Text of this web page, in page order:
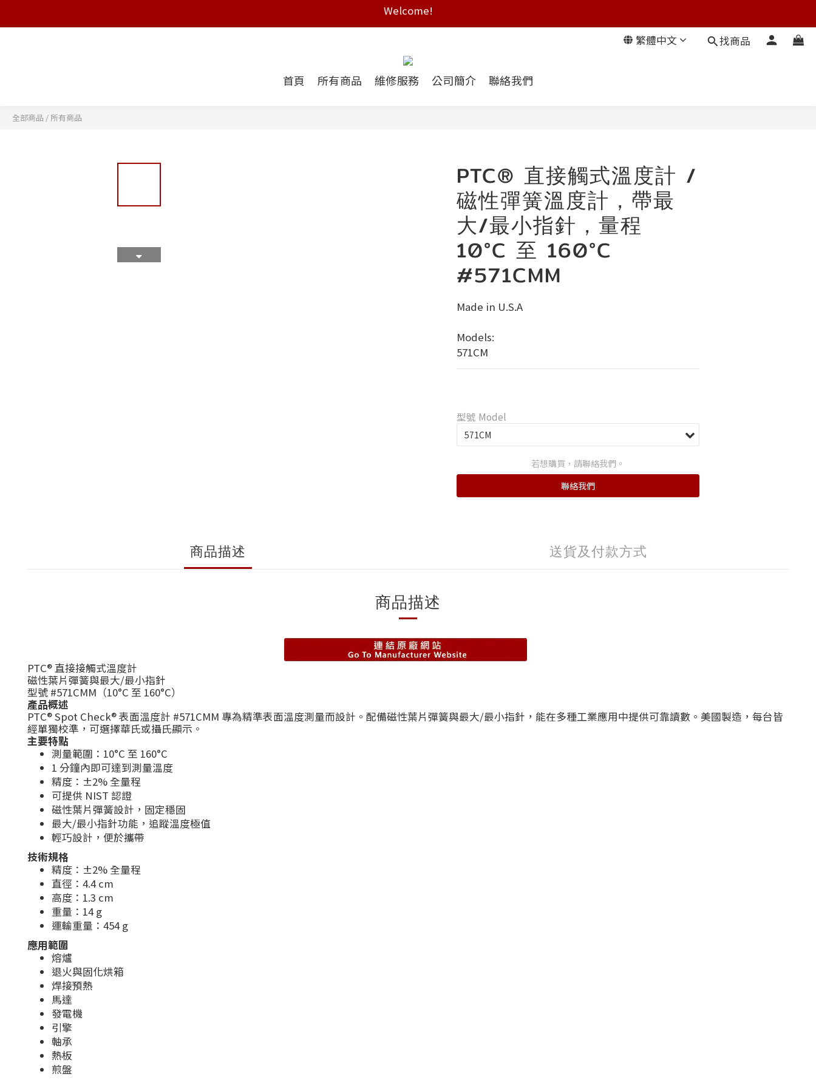
Free shipping on HK orders over $2000
Free shipping on HK orders over $2000
繁體中文
找商品
首頁 所有商品 維修服務 公司簡介 聯絡我們
全部商品 / 所有商品
PTC® 直接觸式溫度計 /
磁性彈簧溫度計，帶最
大/最小指針，量程
10°C 至 160°C
#571CMM
Made in U.S.A
Models:
571CM
型號 Model
若想購買，請聯絡我們。
聯絡我們
商品描述 送貨及付款方式
商品描述
PTC® 直接接觸式溫度計
磁性葉片彈簧與最大/最小指針
型號 #571CMM（10°C 至 160°C）
產品概述
PTC® Spot Check® 表面溫度計 #571CMM 專為精準表面溫度測量而設計。配備磁性葉片彈簧與最大/最小指針，能在多種工業應用中提供可靠讀數。美國製造，每台皆
經單獨校準，可選擇華氏或攝氏顯示。
主要特點
測量範圍：10°C 至 160°C
1 分鐘內即可達到測量溫度
精度：±2% 全量程
可提供 NIST 認證
磁性葉片彈簧設計，固定穩固
最大/最小指針功能，追蹤溫度極值
輕巧設計，便於攜帶
技術規格
精度：±2% 全量程
直徑：4.4 cm
高度：1.3 cm
重量：14 g
運輸重量：454 g
應用範圍
熔爐
退火與固化烘箱
焊接預熱
馬達
發電機
引擎
軸承
熱板
煎盤